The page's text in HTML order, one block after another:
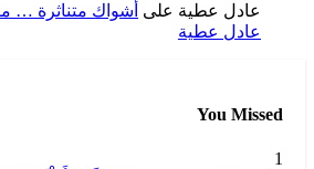
عادل عطية على أشواك متناثرة …
عادل عطية
You Missed
1